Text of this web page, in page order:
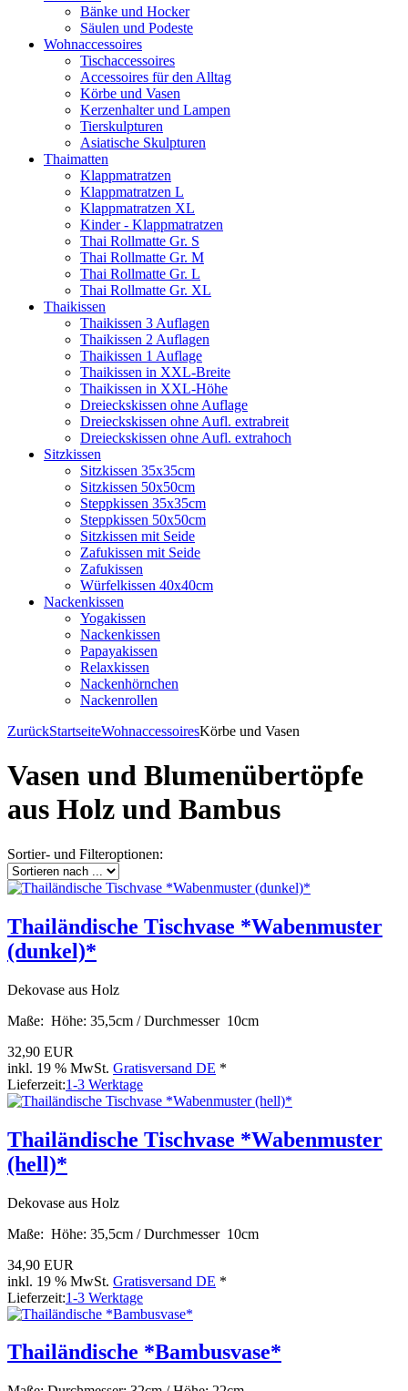
Bänke und Hocker
Säulen und Podeste
Wohnaccessoires
Tischaccessoires
Accessoires für den Alltag
Körbe und Vasen
Kerzenhalter und Lampen
Tierskulpturen
Asiatische Skulpturen
Thaimatten
Klappmatratzen
Klappmatratzen L
Klappmatratzen XL
Kinder - Klappmatratzen
Thai Rollmatte Gr. S
Thai Rollmatte Gr. M
Thai Rollmatte Gr. L
Thai Rollmatte Gr. XL
Thaikissen
Thaikissen 3 Auflagen
Thaikissen 2 Auflagen
Thaikissen 1 Auflage
Thaikissen in XXL-Breite
Thaikissen in XXL-Höhe
Dreieckskissen ohne Auflage
Dreieckskissen ohne Aufl. extrabreit
Dreieckskissen ohne Aufl. extrahoch
Sitzkissen
Sitzkissen 35x35cm
Sitzkissen 50x50cm
Steppkissen 35x35cm
Steppkissen 50x50cm
Sitzkissen mit Seide
Zafukissen mit Seide
Zafukissen
Würfelkissen 40x40cm
Nackenkissen
Yogakissen
Nackenkissen
Papayakissen
Relaxkissen
Nackenhörnchen
Nackenrollen
ZurückStartseiteWohnaccessoiresKörbe und Vasen
Vasen und Blumenübertöpfe
aus Holz und Bambus
Sortier- und Filteroptionen:
Thailändische Tischvase *Wabenmuster
(dunkel)*
Dekovase aus Holz
Maße: Höhe: 35,5cm / Durchmesser 10cm
32,90 EUR
inkl. 19 % MwSt. Gratisversand DE *
Lieferzeit:1-3 Werktage
Thailändische Tischvase *Wabenmuster
(hell)*
Dekovase aus Holz
Maße: Höhe: 35,5cm / Durchmesser 10cm
34,90 EUR
inkl. 19 % MwSt. Gratisversand DE *
Lieferzeit:1-3 Werktage
Thailändische *Bambusvase*